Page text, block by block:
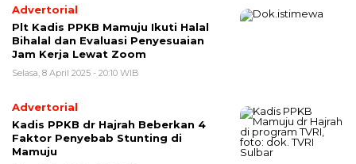
Advertorial
Plt Kadis PPKB Mamuju Ikuti Halal
Bihalal dan Evaluasi Penyesuaian
Jam Kerja Lewat Zoom
Selasa, 8 April 2025 - 20:10 WIB
Advertorial
Kadis PPKB dr Hajrah Beberkan 4
Faktor Penyebab Stunting di
Mamuju